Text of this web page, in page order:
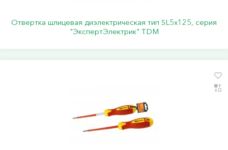
Отвертка шлицевая диэлектрическая тип SL5х125, серия
"ЭкспертЭлектрик" TDM